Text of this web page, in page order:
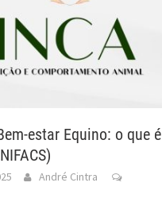
estar Equino: o que é
André Cintra